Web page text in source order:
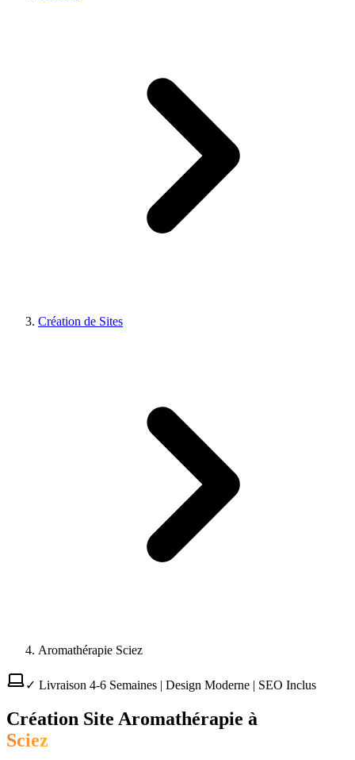
Création de Sites
Aromathérapie Sciez
✓ Livraison 4-6 Semaines | Design Moderne | SEO Inclus
Création Site Aromathérapie à
Sciez